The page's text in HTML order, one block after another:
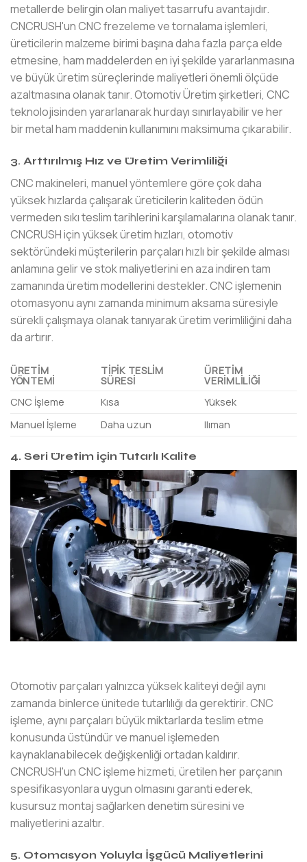
metallerde belirgin olan maliyet tasarrufu avantajıdır.
CNCRUSH'un CNC frezeleme ve tornalama işlemleri,
üreticilerin malzeme birimi başına daha fazla parça elde
etmesine, ham maddelerden en iyi şekilde yararlanmasına
ve büyük üretim süreçlerinde maliyetleri önemli ölçüde
azaltmasına olanak tanır. Otomotiv Üretim şirketleri, CNC
teknolojisinden yararlanarak hurdayı sınırlayabilir ve her
bir metal ham maddenin kullanımını maksimuma çıkarabilir.
3. Arttırılmış Hız ve Üretim Verimliliği
CNC makineleri, manuel yöntemlere göre çok daha
yüksek hızlarda çalışarak üreticilerin kaliteden ödün
vermeden sıkı teslim tarihlerini karşılamalarına olanak tanır.
CNCRUSH için yüksek üretim hızları, otomotiv
sektöründeki müşterilerin parçaları hızlı bir şekilde alması
anlamına gelir ve stok maliyetlerini en aza indiren tam
zamanında üretim modellerini destekler. CNC işlemenin
otomasyonu aynı zamanda minimum aksama süresiyle
sürekli çalışmaya olanak tanıyarak üretim verimliliğini daha
da artırır.
ÜRETIM
YÖNTEMI
TIPIK TESLIM
SÜRESI
ÜRETIM
VERIMLILIĞI
CNC İşleme
Kısa
Yüksek
Manuel İşleme
Daha uzun Ilıman
4. Seri Üretim için Tutarlı Kalite
Otomotiv parçaları yalnızca yüksek kaliteyi değil aynı
zamanda binlerce ünitede tutarlılığı da gerektirir. CNC
işleme, aynı parçaları büyük miktarlarda teslim etme
konusunda üstündür ve manuel işlemeden
kaynaklanabilecek değişkenliği ortadan kaldırır.
CNCRUSH'un CNC işleme hizmeti, üretilen her parçanın
spesifikasyonlara uygun olmasını garanti ederek,
kusursuz montaj sağlarken denetim süresini ve
maliyetlerini azaltır.
5. Otomasyon Yoluyla İşgücü Maliyetlerini